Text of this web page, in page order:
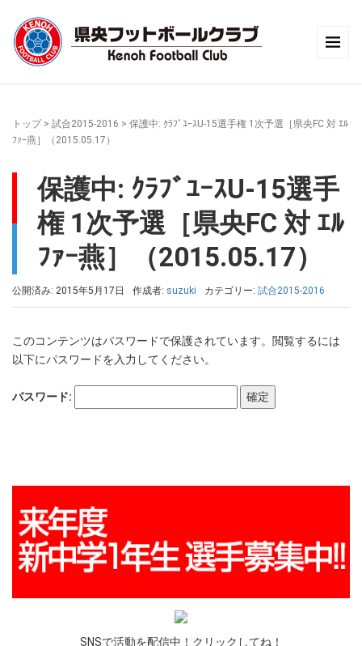
トップ> 試合2015-2016 > 保護中: ｸﾗﾌﾞﾕｰｽU-15選手権 1次予選［県央FC 対 ｴﾙ
ﾌｧｰ燕］（2015.05.17）
保護中: ｸﾗﾌﾞﾕｰｽU-15選手
権 1次予選［県央FC 対 ｴﾙ
ﾌｧｰ燕］（2015.05.17）
公開済み: 2015年5月17日 作成者: suzuki カテゴリー: 試合2015-2016
このコンテンツはパスワードで保護されています。閲覧するには
以下にパスワードを入力してください。
パスワード:
SNSで活動を配信中！クリックしてね！